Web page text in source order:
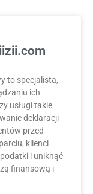
to specjalista,
ich
usługi takie
deklaracji
przed
klienci
i uniknąć
finansową i